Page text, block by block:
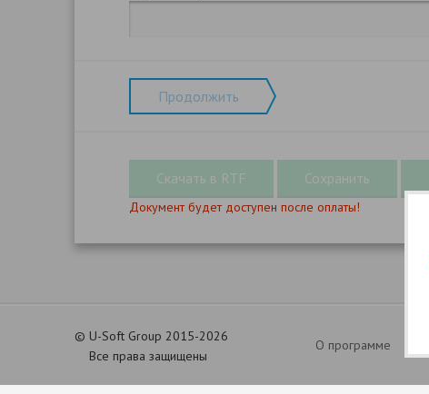
Продолжить
Документ будет доступен после оплаты!
© U-Soft Group 2015-2026
Все права защищены
О программе